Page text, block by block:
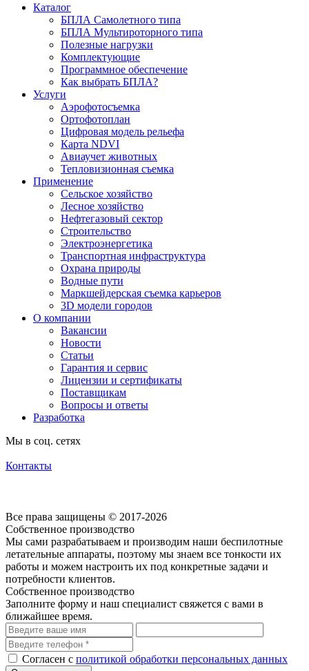
Каталог
БПЛА Самолетного типа
БПЛА Мультироторного типа
Полезные нагрузки
Комплектующие
Программное обеспечение
Как выбрать БПЛА?
Услуги
Аэрофотосъемка
Ортофотоплан
Цифровая модель рельефа
Карта NDVI
Авиаучет животных
Тепловизионная съемка
Применение
Сельское хозяйство
Лесное хозяйство
Нефтегазовый сектор
Строительство
Электроэнергетика
Транспортная инфраструктура
Охрана природы
Водные пути
Маркшейдерская съемка карьеров
3D модели городов
О компании
Вакансии
Новости
Статьи
Гарантия и сервис
Лицензии и сертификаты
Поставщикам
Вопросы и ответы
Разработка
Мы в соц. сетях
Контакты
Все права защищены © 2017-2026
Собственное производство
Мы сами разрабатываем и производим наши беспилотные
летательные аппараты, поэтому мы знаем все тонкости их
работы и можем настроить их под конкретные задачи и
потребности клиентов.
Собственное производство
Заполните форму и наш специалист свяжется с вами в
ближайшее время.
Согласен с политикой обработки персональных данных